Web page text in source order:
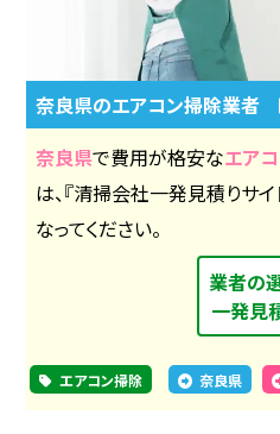
奈良県のエアコン掃除業者
奈良県で費用が格安なエア
は、『清掃会社一発見積りサ
なってください。
業者の
一発見
エアコン掃除 奈良県